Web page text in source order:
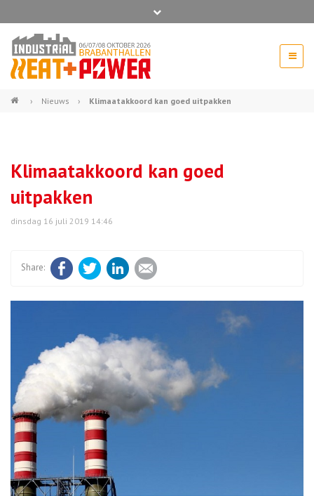
beurs@54events.nl
› Nieuws › Klimaatakkoord kan goed uitpakken
Klimaatakkoord kan goed
uitpakken
dinsdag 16 juli 2019 14:46
FacebookTwitter LinkedIn